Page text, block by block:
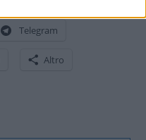
Telegram
Altro